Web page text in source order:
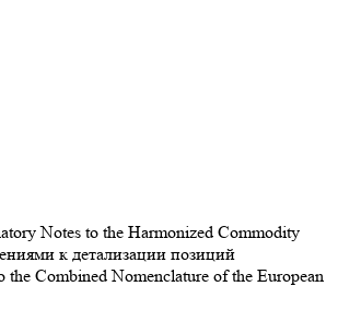
Notes to the Harmonized Commodity
к детализации позиций
Combined Nomenclature of the European